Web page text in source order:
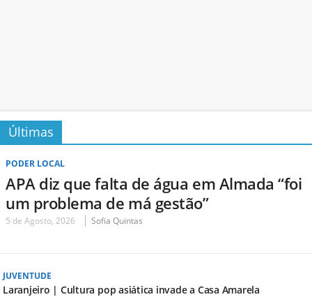
Últimas
PODER LOCAL
APA diz que falta de água em Almada “foi
um problema de má gestão”
5 de Agosto, 2026 Sofia Quintas
JUVENTUDE
Laranjeiro | Cultura pop asiática invade a Casa Amarela